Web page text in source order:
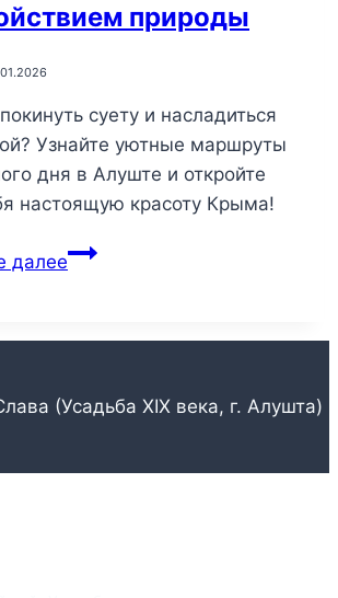
природы
суету и насладиться
Узнайте уютные маршруты
дня в Алуште и откройте
настоящую красоту Крыма!
далееУютные
дня:
для
(Усадьба XIX века, г. Алушта)